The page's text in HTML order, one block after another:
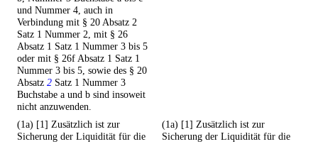
und Nummer 4, auch in
Verbindung mit § 20 Absatz 2
Satz 1 Nummer 2, mit § 26
Absatz 1 Satz 1 Nummer 3 bis 5
oder mit § 26f Absatz 1 Satz 1
Nummer 3 bis 5, sowie des § 20
Absatz 2 Satz 1 Nummer 3
Buchstabe a und b sind insoweit
nicht anzuwenden.
(1a) [1] Zusätzlich ist zur
Sicherung der Liquidität für die
(1a) [1] Zusätzlich ist zur
Sicherung der Liquidität für die